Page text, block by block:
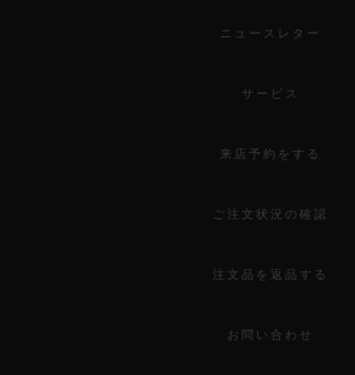
ニュースレター
サービス
来店予約をする
ご注文状況の確認
注文品を返品する
お問い合わせ